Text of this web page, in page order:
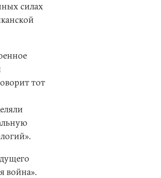
силах
тот
война».